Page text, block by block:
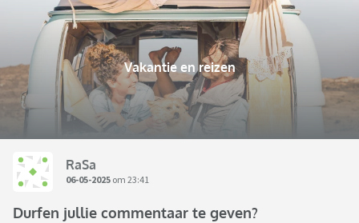
Vakantie en reizen
RaSa
06-05-2025 om 23:41
Durfen jullie commentaar te geven?